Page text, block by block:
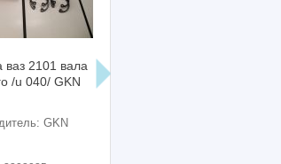
Шарнир промежуточного
карданного вала нива ваз